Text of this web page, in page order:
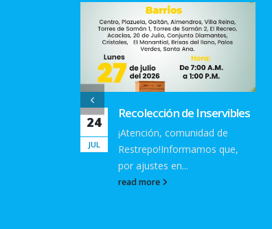
18
Horarios de recolección de
residuos sólidos
Recuerda sacar tus residuos
sólidos únicamente en los...
read more